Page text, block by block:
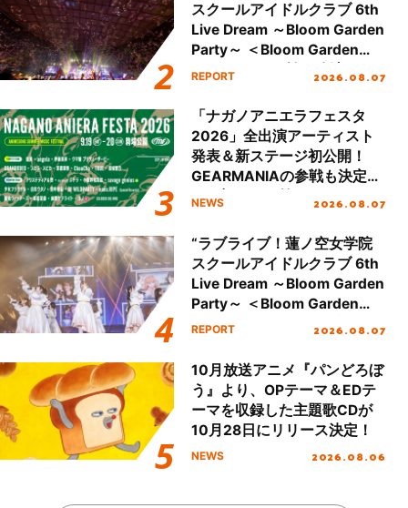
スクールアイドルクラブ 6th
Live Dream ～Bloom Garden
Party～ ＜Bloom Garden
Party Stage／埼玉公演＞”
REPORT 2026.08.07
「ナガノアニエラフェスタ
2026」全出演アーティスト
発表＆新ステージ初公開！
GEARMANIAの参戦も決定
し、初となる第3ステージの
NEWS 2026.08.07
“ラブライブ！蓮ノ空女学院
スクールアイドルクラブ 6th
Live Dream ～Bloom Garden
Party～ ＜Bloom Garden
Party Stage／埼玉公演＞”
REPORT 2026.08.07
10月放送アニメ『パンどろぼ
う』より、OPテーマ＆EDテ
ーマを収録した主題歌CDが
10月28日にリリース決定！
NEWS 2026.08.06